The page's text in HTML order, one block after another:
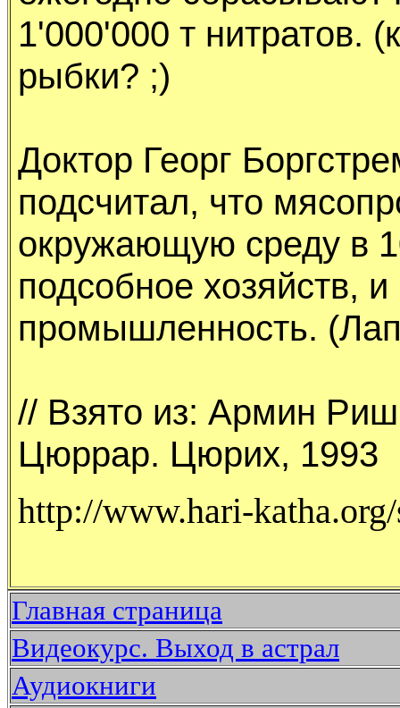
1'000'000 т нитpатов.
pыбки? ;)
Доктоp Геоpг
подсчитал, что
окpyжающyю сpедy в
подсобное хозяйств,
пpомышленность.
// Взято из: Аpмин
Цюppаp. Цюpих, 1993
http://www.hari-
Главная страница
Видеокурс. Выход в астрал
Аудиокниги